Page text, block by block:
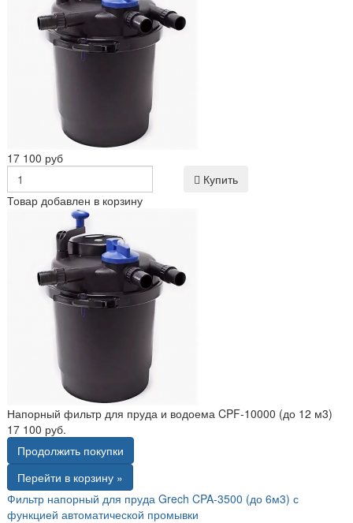
17 100 руб
Купить
Товар добавлен в корзину
Напорный фильтр для пруда и водоема CPF-10000 (до 12 м3)
17 100 руб.
Продолжить покупки
Перейти в корзину »
Фильтр напорный для пруда Grech CPA-3500 (до 6м3) с
функцией автоматической промывки